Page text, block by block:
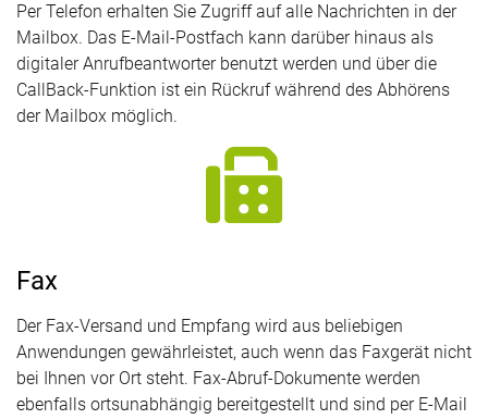
Per Telefon erhalten Sie Zugriff auf alle Nachrichten in der
Mailbox. Das E-Mail-Postfach kann darüber hinaus als
digitaler Anrufbeantworter benutzt werden und über die
CallBack-Funktion ist ein Rückruf während des Abhörens
der Mailbox möglich.
Fax
Der Fax-Versand und Empfang wird aus beliebigen
Anwendungen gewährleistet, auch wenn das Faxgerät nicht
bei Ihnen vor Ort steht. Fax-Abruf-Dokumente werden
ebenfalls ortsunabhängig bereitgestellt und sind per E-Mail